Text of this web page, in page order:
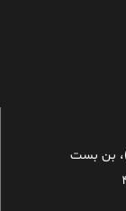
بن بست